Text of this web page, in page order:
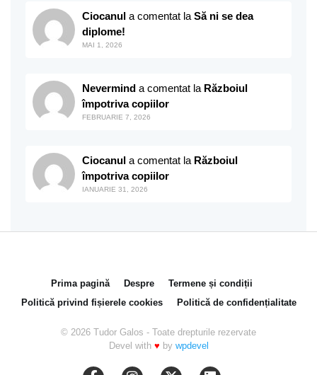
Ciocanul a comentat la Să ni se dea
diplome!
MAI 1, 2026
Nevermind a comentat la Războiul
împotriva copiilor
FEBRUARIE 7, 2026
Ciocanul a comentat la Războiul
împotriva copiilor
IANUARIE 31, 2026
Prima pagină Despre
Termene și condiții
Politică privind fișierele cookies
Politică de confidențialitate
© 2026 Tudor Galos - Toate drepturile rezervate
Devel with ♥ by wpdevel